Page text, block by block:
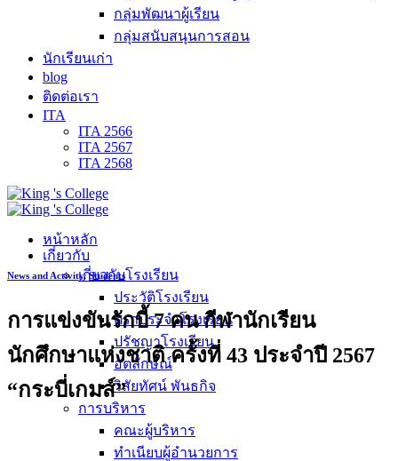
กลุ่มพัฒนาผู้เรียน
กลุ่มสนับสนุนการสอน
นักเรียนเก่า
blog
ติดต่อเรา
ITA
ITA 2566
ITA 2567
ITA 2568
หน้าหลัก
เกี่ยวกับ
เกี่ยวกับโรงเรียน
ประวัติโรงเรียน
ตราประจำโรงเรียน
ปรัชญาโรงเรียน
อัตลักษณ์
วิสัยทัศน์ พันธกิจ
การบริหาร
คณะผู้บริหาร
ทำเนียบผู้อำนวยการ
News and Activity,Students
การแข่งขันรักบี้ 7 คน กีฬานักเรียน
นักศึกษาแห่งชาติ ครั้งที่ 43 ประจำปี 2567
“กระบี่เกมส์”